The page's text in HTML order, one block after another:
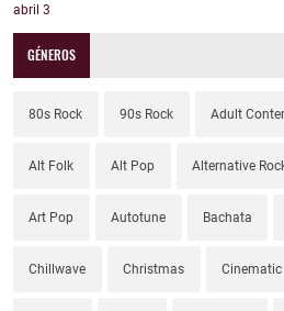
abril 3
GÉNEROS
80s Rock 90s Rock Adult
Alt Folk Alt Pop Alternative
Art Pop Autotune Bachata
Chillwave Christmas Cinematic